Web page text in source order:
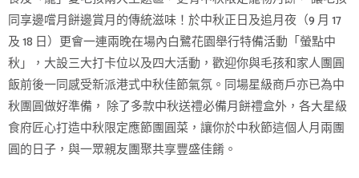
同享邊嚐月餅邊賞月的傳統滋味！於中秋正日及追月夜（9 月 17
及 18 日）更會一連兩晚在場內白鷺花園舉行特備活動「螢點中
秋」，大設三大打卡位以及四大活動，歡迎你與毛孩和家人團圓
飯前後一同感受新派港式中秋佳節氣氛。同場星級商戶亦已為中
秋團圓做好準備， 除了多款中秋送禮必備月餅禮盒外，各大星級
食府匠心打造中秋限定應節團圓菜，讓你於中秋節這個人月兩團
圓的日子，與一眾親友團聚共享豐盛佳餚。